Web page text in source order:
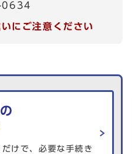
にご注意ください
けで、必要な手続き